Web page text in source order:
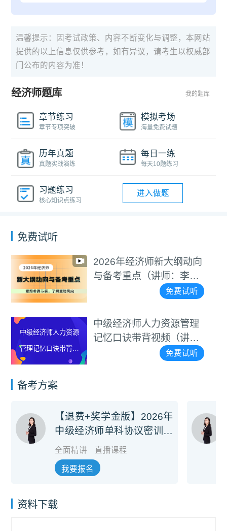
温馨提示：因考试政策、内容不断变化与调整，本网站
提供的以上信息仅供参考，如有异议，请考生以权威部
门公布的内容为准！
经济师题库 我的题库
章节练习
章节专项突破
模拟考场
海量免费试题
历年真题
真题实战演练
每日一练
每天10题练习
习题练习
核心知识点练习
进入做题
免费试听
年经济师新大纲动向
备考重点（讲师：李碧
）
免费试听
级经济师人力资源管理
忆口诀带背视频（讲
：罗思敏）
免费试听
中级经济师基础知识
记忆口诀带背视频
中级经济师工商管理
记忆口诀带背视频
备考方案
【退费+奖学金版】2026年
中级经济师单科协议密训旗
舰班
全面精讲 直播课程
我要报名
资料下载